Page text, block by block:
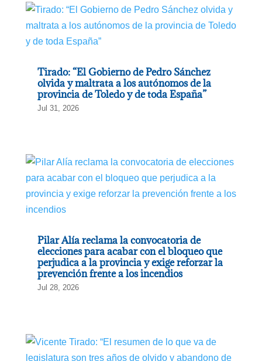
Tirado: “El Gobierno de Pedro Sánchez
olvida y maltrata a los autónomos de la
provincia de Toledo y de toda España”
Jul 31, 2026
Pilar Alía reclama la convocatoria de
elecciones para acabar con el bloqueo que
perjudica a la provincia y exige reforzar la
prevención frente a los incendios
Jul 28, 2026